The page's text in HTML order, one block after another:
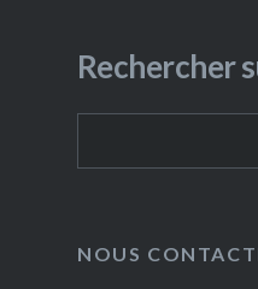
Rechercher
NOUS